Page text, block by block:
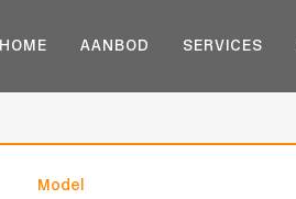
HOME AANBOD SERVICES
Model